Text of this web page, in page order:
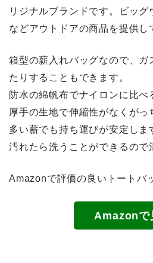
リジナルブランドです。ビッグ
などアウトドアの商品を提供し
箱型の薪入れバッグなので、ガ
たりすることもできます。
防水の綿帆布でナイロンに比べ
厚手の生地で伸縮性がなくがっ
多い薪でも持ち運びが安定しま
汚れたら洗うことができるので
Amazonで評価の良いトートバ
Amazonで